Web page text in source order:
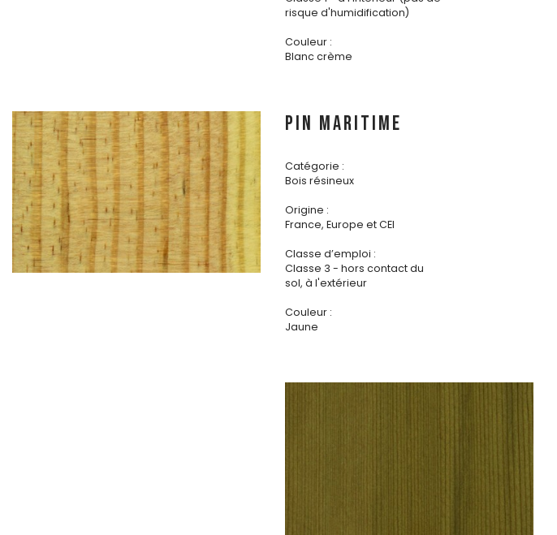
risque d'humidification)
Couleur :
Blanc crème
PIN MARITIME
Catégorie :
Bois résineux
Origine :
France, Europe et CEI
Classe d’emploi :
Classe 3 - hors contact du
sol, à l'extérieur
Couleur :
Jaune